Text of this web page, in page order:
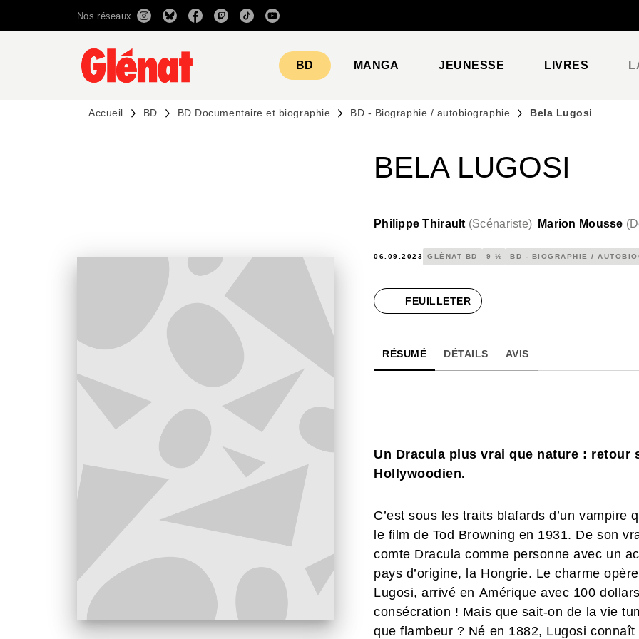
RECHERCHE CONTENU
Nos réseaux
BD MANGA JEUNESSE LIVRES
Accueil BD BD Documentaire et biographie BD - Biographie / autobiographie Bela Lugosi
BELA LUGOSI
Philippe Thirault (Scénariste) Marion Mousse (
06.09.2023 GLÉNAT BD 9 ½ BD - BIOGRAPHIE /
FEUILLETER
RÉSUMÉ DÉTAILS AVIS
Un Dracula plus vrai que nature : retour
Hollywoodien.
C’est sous les traits blafards d’un
le film de Tod Browning en 1931. De son
comte Dracula comme personne avec un
pays d’origine, la Hongrie. Le charme
Lugosi, arrivé en Amérique avec 100
consécration ! Mais que sait-on de la vie
que flambeur ? Né en 1882, Lugosi